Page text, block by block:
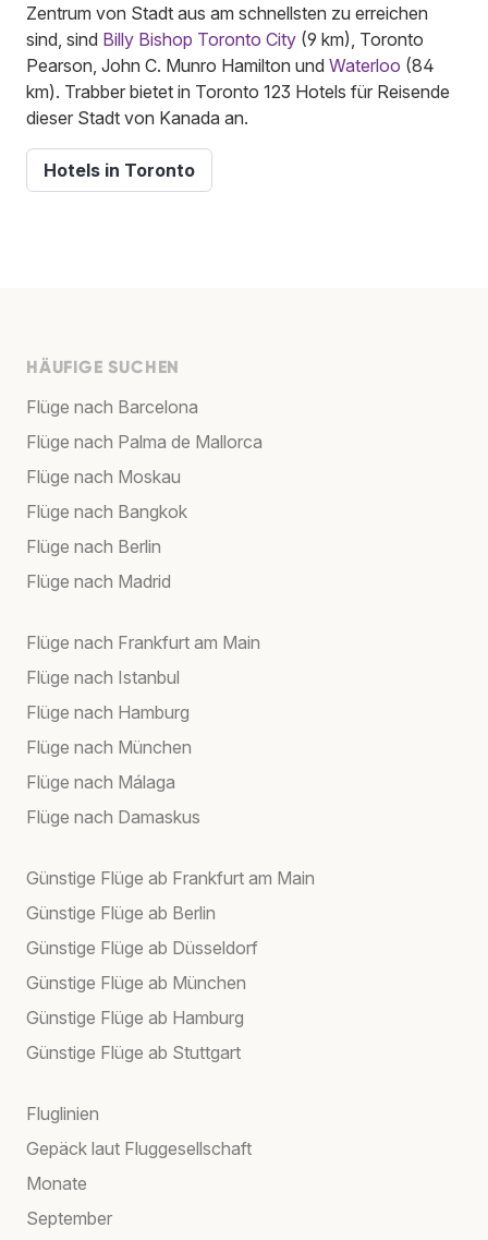
Zentrum von Stadt aus am schnellsten zu erreichen
sind, sind Billy Bishop Toronto City (9 km), Toronto
Pearson, John C. Munro Hamilton und Waterloo (84
km). Trabber bietet in Toronto 123 Hotels für Reisende
dieser Stadt von Kanada an.
Hotels in Toronto
HÄUFIGE SUCHEN
Flüge nach Barcelona
Flüge nach Palma de Mallorca
Flüge nach Moskau
Flüge nach Bangkok
Flüge nach Berlin
Flüge nach Madrid
Flüge nach Frankfurt am Main
Flüge nach Istanbul
Flüge nach Hamburg
Flüge nach München
Flüge nach Málaga
Flüge nach Damaskus
Günstige Flüge ab Frankfurt am Main
Günstige Flüge ab Berlin
Günstige Flüge ab Düsseldorf
Günstige Flüge ab München
Günstige Flüge ab Hamburg
Günstige Flüge ab Stuttgart
Fluglinien
Gepäck laut Fluggesellschaft
Monate
September